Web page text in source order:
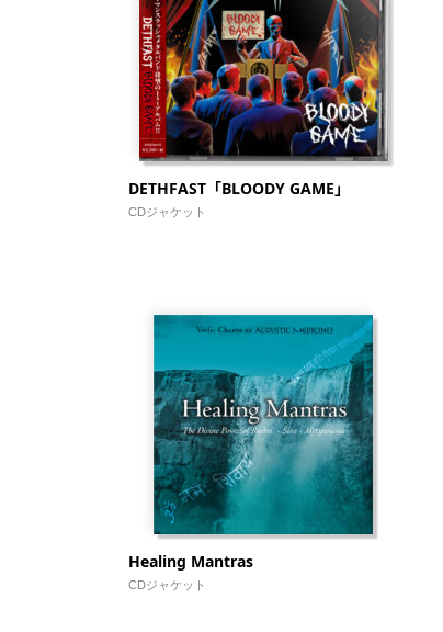
DETHFAST「BLOODY GAME」
CDジャケット
Healing Mantras
CDジャケット